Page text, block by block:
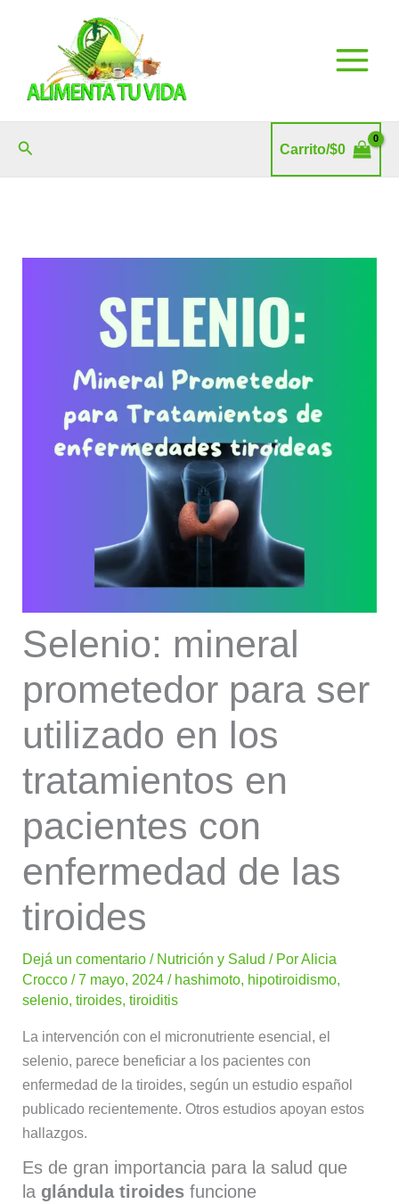
Buscar Carrito/$0
Selenio: mineral
prometedor para ser
utilizado en los
tratamientos en
pacientes con
enfermedad de las
tiroides
Dejá un comentario / Nutrición y Salud / PorAlicia
Crocco/7 mayo, 2024/ hashimoto, hipotiroidismo,
selenio,tiroides,tiroiditis
La intervención con el micronutriente esencial, el
selenio, parece beneficiar a los pacientes con
enfermedad de la tiroides, según un estudio español
publicado recientemente. Otros estudios apoyan estos
hallazgos.
Es de gran importancia para la salud que
la glándula tiroides funcione